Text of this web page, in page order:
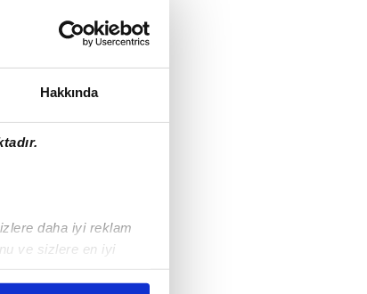
Hakkında
daha iyi reklam
ve sizlere en iyi